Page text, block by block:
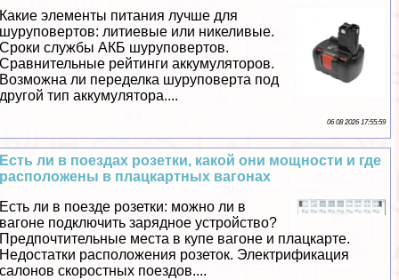
Какие элементы питания лучше для
шуруповертов: литиевые или никеливые.
Сроки службы АКБ шуруповертов.
Сравнительные рейтинги аккумуляторов.
Возможна ли переделка шуруповерта под
другой тип аккумулятора....
06 08 2026 17:55:59
Есть ли в поездах розетки, какой они мощности и где
расположены в плацкартных вагонах
Есть ли в поезде розетки: можно ли в
вагоне подключить зарядное устройство?
Предпочтительные места в купе вагоне и плацкарте.
Недостатки расположения розеток. Электрификация
салонов скоростных поездов....